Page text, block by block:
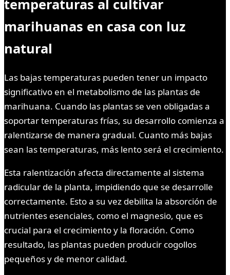
temperaturas al cultivar
marihuanas en casa con luz
natural
Las bajas temperaturas pueden tener un impacto
significativo en el metabolismo de las plantas de
marihuana. Cuando las plantas se ven obligadas a
soportar temperaturas frías, su desarrollo comienza a
ralentizarse de manera gradual. Cuanto más bajas
sean las temperaturas, más lento será el crecimiento.
Esta ralentización afecta directamente al sistema
radicular de la planta, impidiendo que se desarrolle
correctamente. Esto a su vez debilita la absorción de
nutrientes esenciales, como el magnesio, que es
crucial para el crecimiento y la floración. Como
resultado, las plantas pueden producir cogollos
pequeños y de menor calidad.